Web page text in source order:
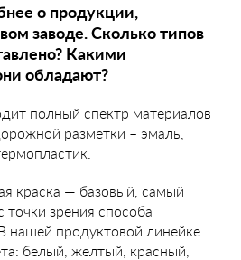
о продукции,
заводе. Сколько типов
Какими
обладают?
полный спектр материалов
разметки – эмаль,
краска — базовый, самый
зрения способа
нашей продуктовой линейке
белый, желтый, красный,